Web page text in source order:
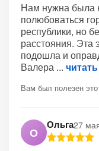
Нам нужна была
полюбоваться
республики, но
расстояния. Эта
подошла и
Валера
Вам был полезен
О
Ольга27